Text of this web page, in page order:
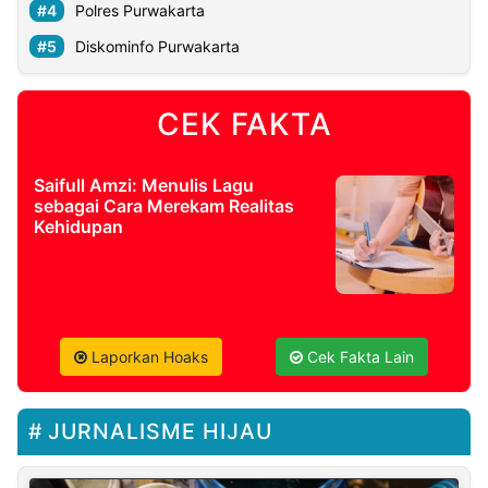
Polres Purwakarta
Diskominfo Purwakarta
CEK FAKTA
Saifull Amzi: Menulis Lagu
sebagai Cara Merekam Realitas
Kehidupan
Laporkan Hoaks Cek Fakta Lain
JURNALISME HIJAU